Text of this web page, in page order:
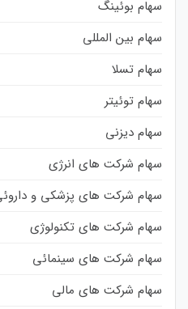
سهام بوئینگ
سهام بین المللی
سهام تسلا
سهام توئیتر
سهام دیزنی
سهام شرکت های انرژی
سهام شرکت های پزشکی و
سهام شرکت های تکنولوژی
سهام شرکت های سینمائی
سهام شرکت های مالی